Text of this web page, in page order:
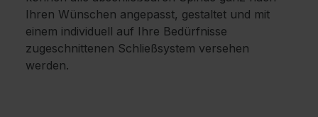
Ihren Wünschen angepasst, gestaltet und mit
einem individuell auf Ihre Bedürfnisse
zugeschnittenen Schließsystem versehen
werden.